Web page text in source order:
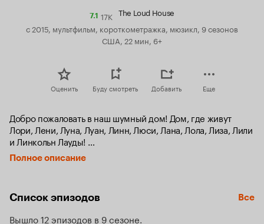
7.1Рейтинг
7.1
17K The Loud House
с 2015, мультфильм, короткометражка, мюзикл, 9 сезонов
США, 22 мин, 6+
Оценить Буду смотреть Добавить Еще
Добро пожаловать в наш шумный дом! Дом, где живут
Лори, Лени, Луна, Луан, Линн, Люси, Лана, Лола, Лиза, Лили
и Линкольн Лауды!
Поскольку Линкольн — единственный брат пяти младших и
пяти старших сестёр в доме с одной ванной, жизнь его
научные эксперименты, поиски идеального места для
Полное описание
Список эпизодов Все
Вышло 12 эпизодов в 9 сезоне